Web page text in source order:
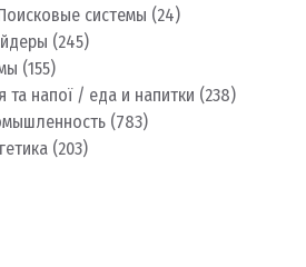
системы (24)
(245)
(155)
та напої / еда и напитки (238)
(783)
(203)